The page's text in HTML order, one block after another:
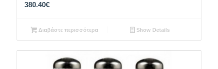
380.40€
Διαβάστε περισσότερα Show Details